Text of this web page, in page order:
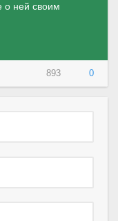
о ней своим
893 0